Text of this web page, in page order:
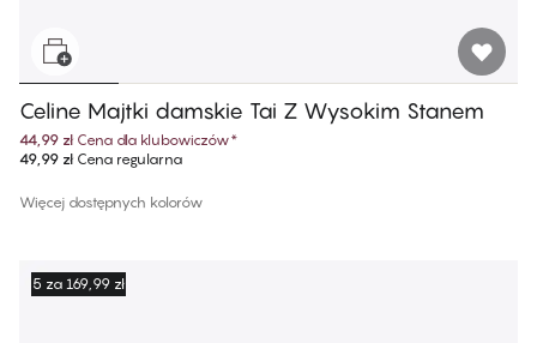
Celine Majtki damskie Tai Z Wysokim Stanem
44,99 zł Cena dla klubowiczów*
49,99 złCena regularna
Więcej dostępnych kolorów
5 za 169,99 zł